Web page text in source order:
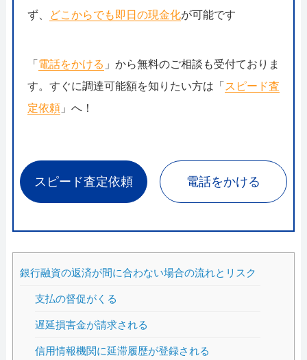
ず、
どこからでも即日の現金化が可能です
「 電話をかける 」から無料のご相談も受付ておりま
す。すぐに調達可能額を知りたい方は「 スピード査
定依頼」へ！
スピード査定依頼 電話をかける
銀行融資の返済が間に合わない場合の流れとリスク
支払の督促がくる
遅延損害金が請求される
信用情報機関に延滞履歴が登録される